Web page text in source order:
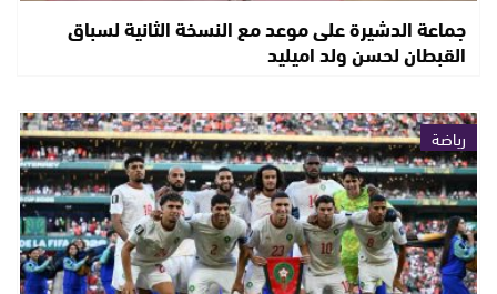
جماعة الدشيرة على موعد مع النسخة الثانية لسباق
القبطان لحسن ولد اميليد
رياضة